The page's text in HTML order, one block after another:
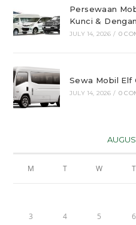
Persewaan
Kunci &
JULY 14, 2026 / 0
Sewa Mobil Elf
JULY 14, 2026 / 0
M T W T
3 4 5 6